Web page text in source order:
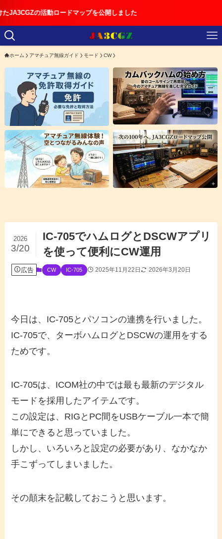
ロードマップを公開しました
ホーム アマチュア無線ガイド モード CW
IC-705でハムログとDSCWアプリ
を使って便利にCW運用
2026
3/20
広告 CW IC-705 2025年11月22日 2026年3月20日
今日は、IC-705とパソコンの連携を行いました。
IC-705で、ターボハムログとDSCWの運用をする
ためです。
IC-705は、ICOM社の中では最も最新のデジタル
モードを採用したアイテムです。
この設定は、RIGとPC間をUSBケーブル一本で簡
単にできると思っていました。
しかし、いろいろと設定の必要があり、なかなか
手こずってしまいました。
その顛末を記載しておこうと思います。